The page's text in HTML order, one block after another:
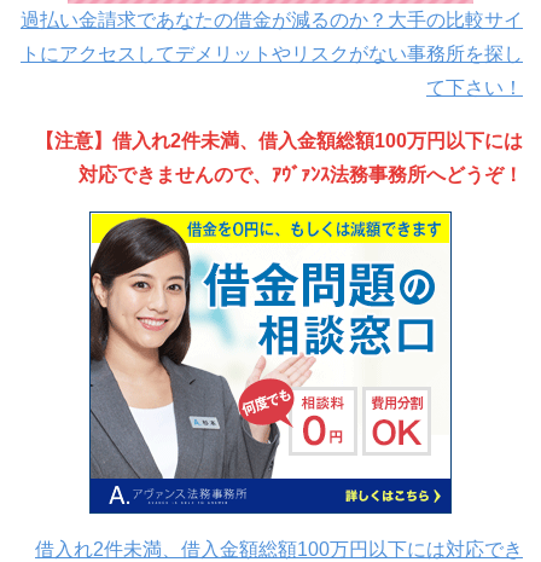
過払い金請求であなたの借金が減るのか？大手の比較サイ
トにアクセスしてデメリットやリスクがない事務所を探し
て下さい！
【注意】借入れ2件未満、借入金額総額100万円以下には
対応できませんので、ｱｳﾞｧﾝｽ法務事務所へどうぞ！
借入れ2件未満、借入金額総額100万円以下には対応でき